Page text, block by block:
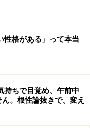
性格がある」って本当
持ちで目覚め、午前中
。根性論抜きで、変え